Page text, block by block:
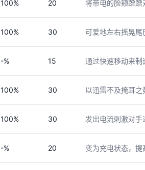
100% 20 将带电的脸颊蹭蹭
100% 30 可爱地左右摇晃尾
-% 15 通过快速移动来制
100% 30 以迅雷不及掩耳之
100% 30 发出电流刺激对手
-% 20 变为充电状态，提